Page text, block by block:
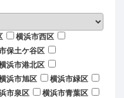
横浜市西区
保土ケ谷区
浜市港北区
浜市旭区
横浜市緑区
市泉区
横浜市青葉区